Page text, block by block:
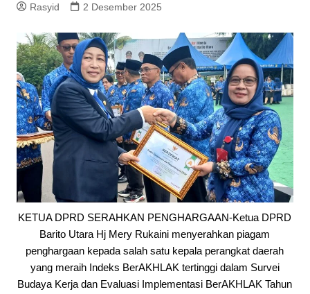
Rasyid 2 Desember 2025
KETUA DPRD SERAHKAN PENGHARGAAN-Ketua DPRD
Barito Utara Hj Mery Rukaini menyerahkan piagam
penghargaan kepada salah satu kepala perangkat daerah
yang meraih Indeks BerAKHLAK tertinggi dalam Survei
Budaya Kerja dan Evaluasi Implementasi BerAKHLAK Tahun